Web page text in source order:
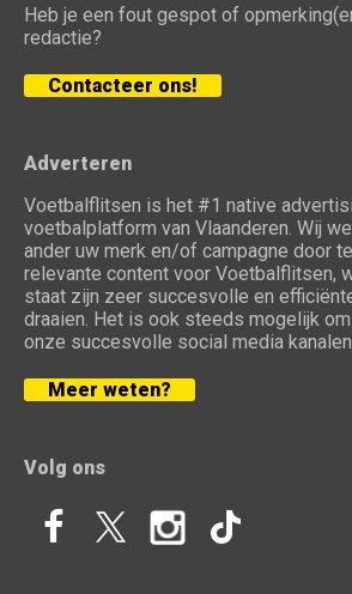
Heb je een fout gespot of
redactie?
Contacteer ons!
Adverteren
Voetbalflitsen is het #1 native
voetbalplatform van Vlaanderen. Wij
ander uw merk en/of campagne door
relevante content voor Voetbalflitsen,
staat zijn zeer succesvolle en
draaien. Het is ook steeds mogelijk
onze succesvolle social media
Meer weten?
Volg ons